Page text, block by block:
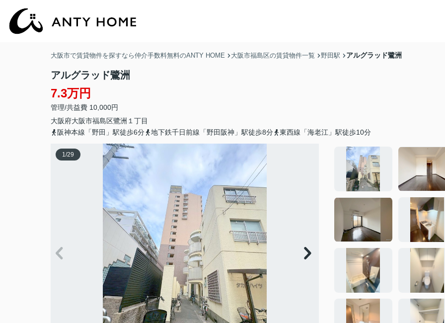
大阪市で賃貸物件を探すなら仲介手数料無料のANTY HOME 大阪市福島区の賃貸物件一覧 野田駅 アルグラッド鷺洲
アルグラッド鷺洲
7.3万円
管理/共益費 10,000円
大阪府大阪市福島区鷺洲 １丁目
阪神本線「野田」駅徒歩6分
地下鉄千日前線「野田阪神」駅徒歩8分 東西線「海老江」駅徒歩10分
1/29